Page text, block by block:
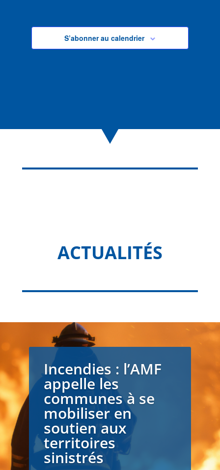
S’abonner au calendrier
ACTUALITÉS
Incendies : l’AMF
appelle les
communes à se
mobiliser en
soutien aux
territoires
sinistrés